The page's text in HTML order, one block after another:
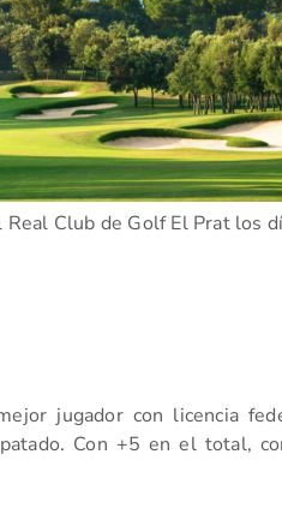
Club de Golf El Prat los
jugador con licencia
Con +5 en el total,